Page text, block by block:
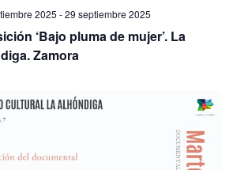
‘Bajo pluma de mujer’. La
Zamora